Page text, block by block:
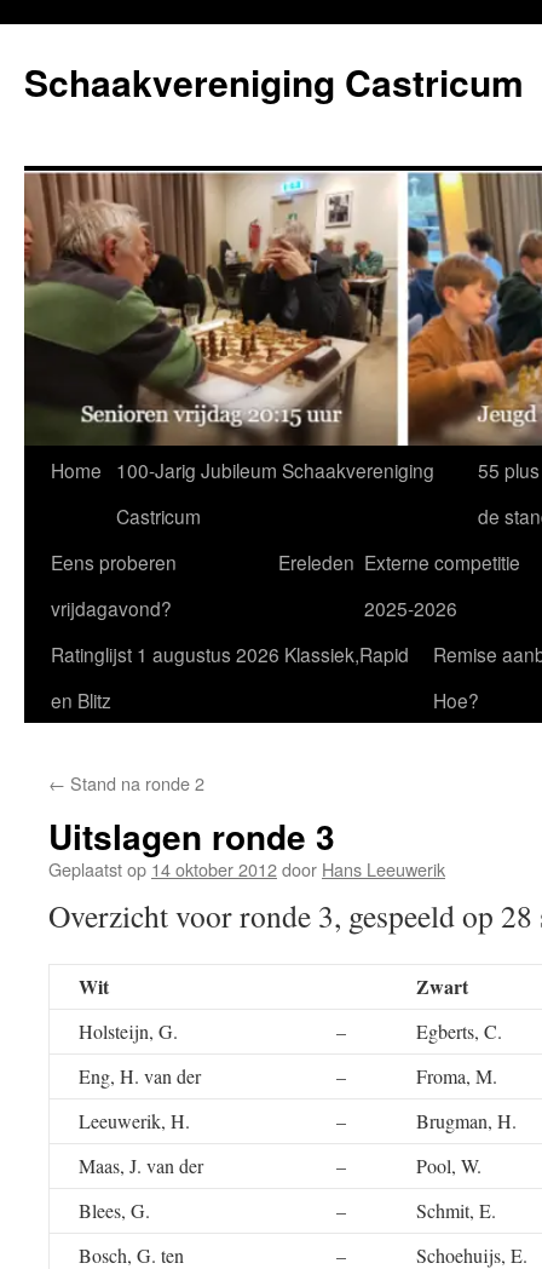
de
inhoud
Schaakvereniging Castricum
Home
100-Jarig Jubileum Schaakvereniging
Castricum
55
de
Eens proberen
vrijdagavond?
Ereleden Externe competitie
2025-2026
Ratinglijst 1 augustus 2026 Klassiek,Rapid
en Blitz
Remise
Hoe?
← Stand na ronde 2
Uitslagen ronde 3
Geplaatst op 14 oktober 2012door Hans Leeuwerik
Overzicht voor ronde 3, gespeeld op
Wit Zwart
Holsteijn, G. –
Egberts, C.
Eng, H. van der
–
Froma, M.
Leeuwerik, H.
–
Brugman, H.
Maas, J. van der
–
Pool, W.
Blees, G.
–
Schmit, E.
Bosch, G. ten
–
Schoehuijs, E.